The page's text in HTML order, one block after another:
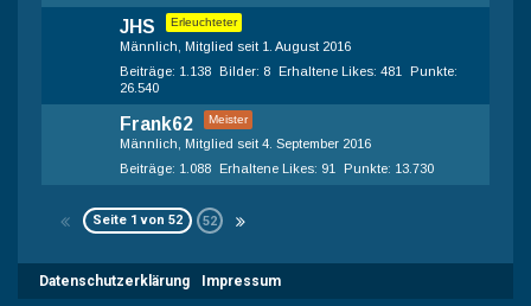
JHS Erleuchteter
Männlich Mitglied seit 1. August 2016
Beiträge 1.138 Bilder 8 Erhaltene Likes 481
Punkte
26.540
Frank62 Meister
Männlich
Mitglied seit 4. September 2016
Beiträge 1.088 Erhaltene Likes 91 Punkte 13.730
Seite 1 von 52 52
Datenschutzerklärung Impressum